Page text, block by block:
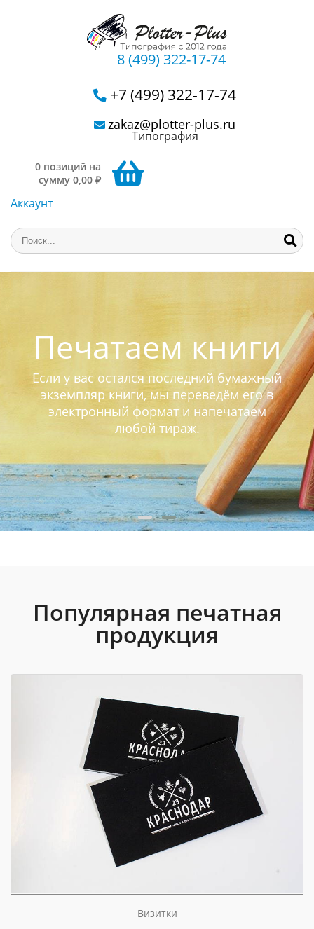
8 (499) 322-17-74
+7 (499) 322-17-74
zakaz@plotter-plus.ru
Типография
0 позиций на
сумму 0,00 ₽
Аккаунт
Печатаем книги
Если у вас остался последний бумажный
экземпляр книги, мы переведём его в
электронный формат и напечатаем
любой тираж.
Популярная печатная
продукция
Визитки